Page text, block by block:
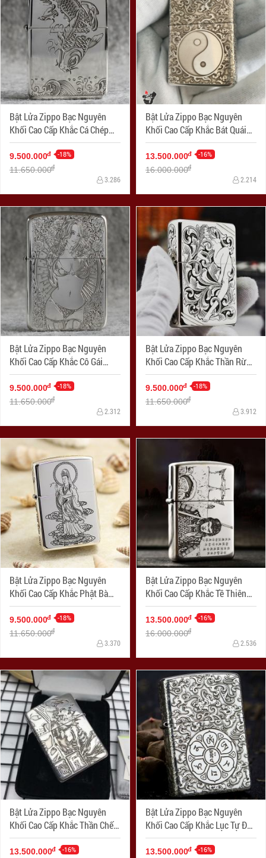
Bật Lửa Zippo Bạc Nguyên
Khối Cao Cấp Khắc Cá Chép
Hóa Rồng Bản 1941
9.500.000đ -18%
11.650.000đ
3.286
Bật Lửa Zippo Bạc Nguyên
Khối Cao Cấp Khắc Bát Quái
Âm Dương Armor
13.500.000đ -16%
16.000.000đ
2.214
Bật Lửa Zippo Bạc Nguyên
Khối Cao Cấp Khắc Cô Gái
Sexy Và Đâu Lâu Phiên Bản
1941
9.500.000đ -18%
11.650.000đ
2.312
Bật Lửa Zippo Bạc Nguyên
Khối Cao Cấp Khắc Thần Rừng
Bản Chém Góc
9.500.000đ -18%
11.650.000đ
3.912
Bật Lửa Zippo Bạc Nguyên
Khối Cao Cấp Khắc Phật Bà
Quan Âm
9.500.000đ -18%
11.650.000đ
3.370
Bật Lửa Zippo Bạc Nguyên
Khối Cao Cấp Khắc Tề Thiên
Đại Thánh Armor
13.500.000đ -16%
16.000.000đ
2.536
Bật Lửa Zippo Bạc Nguyên
Khối Cao Cấp Khắc Thần Chết
Armor
13.500.000đ -16%
Bật Lửa Zippo Bạc Nguyên
Khối Cao Cấp Khắc Lục Tự Đại
Minh Chú Armor
13.500.000đ -16%